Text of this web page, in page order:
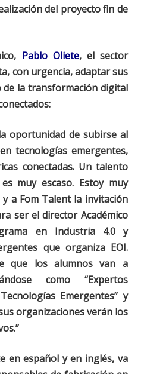
del proyecto fin de
Pablo Oliete, el sector
con urgencia, adaptar sus
la transformación digital
oportunidad de subirse al
tecnologías emergentes,
conectadas. Un talento
muy escaso. Estoy muy
y a Fom Talent la invitación
ser el director Académico
en Industria 4.0 y
que organiza EOI.
que los alumnos van a
como “Expertos
Emergentes” y
organizaciones verán los
en español y en inglés, va